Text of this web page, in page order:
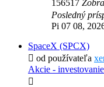
156517
Posledný
Pi 07 08,
SpaceX (SPCX)
od používateľa
Akcie -